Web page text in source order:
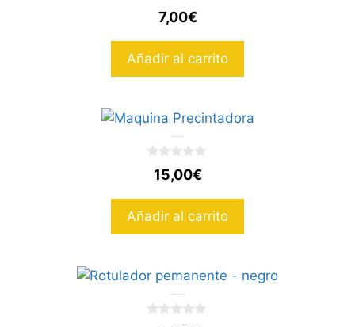
5
7,00€
Añadir al carrito
5
15,00€
Añadir al carrito